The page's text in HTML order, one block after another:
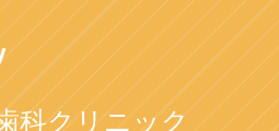
科クリニック